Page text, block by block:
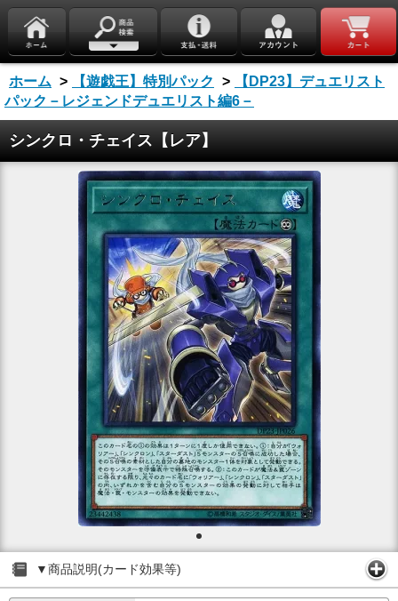
ホーム > 【遊戯王】特別パック >
【DP23】デュエリスト
パック－レジェンドデュエリスト編6－
シンクロ・チェイス【レア】
▼商品説明(カード効果等)